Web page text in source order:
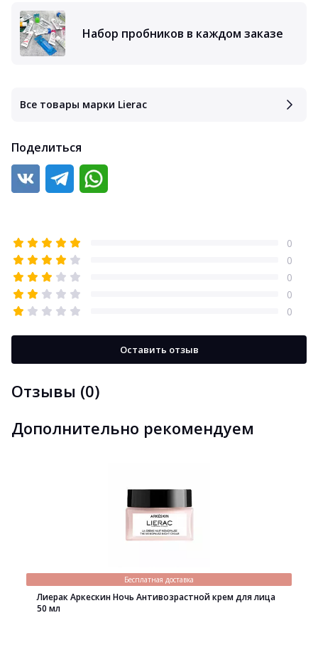
Набор пробников в каждом заказе
Все товары марки Lierac
Поделиться
Отзывы (0)
0
0
0
0
0
Оставить отзыв
Дополнительно рекомендуем
Бесплатная доставка
Лиерак Аркескин Ночь Антивозрастной крем для лица
50 мл